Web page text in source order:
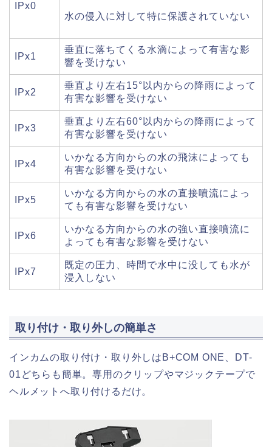
IPx0
水の侵入に対して特に保護されていない
IPx1
垂直に落ちてくる水滴によって有害な影
響を受けない
IPx2
垂直より左右15°以内からの降雨によって
有害な影響を受けない
IPx3
垂直より左右60°以内からの降雨によって
有害な影響を受けない
IPx4
いかなる方向からの水の飛沫によっても
有害な影響を受けない
IPx5
いかなる方向からの水の直接噴流によっ
ても有害な影響を受けない
IPx6
いかなる方向からの水の強い直接噴流に
よっても有害な影響を受けない
IPx7
既定の圧力、時間で水中に没しても水が
浸入しない
取り付け・取り外しの簡単さ
インカムの取り付け・取り外しはB+COM ONE、DT-
01どちらも簡単。専用のクリップやマジックテープで
ヘルメットへ取り付けるだけ。